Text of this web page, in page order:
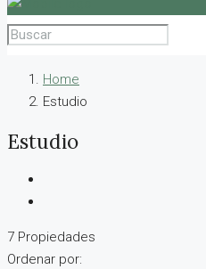
Home
Estudio
Estudio
7 Propiedades
Ordenar por: